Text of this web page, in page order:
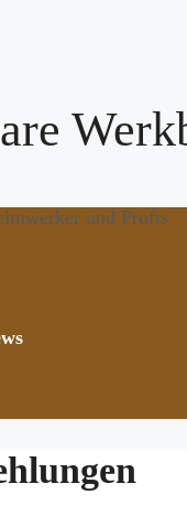
und Profis